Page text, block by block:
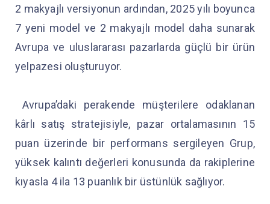
2 makyajlı versiyonun ardından, 2025 yılı boyunca
7 yeni model ve 2 makyajlı model daha sunarak
Avrupa ve uluslararası pazarlarda güçlü bir ürün
yelpazesi oluşturuyor.
Avrupa’daki perakende müşterilere odaklanan
kârlı satış stratejisiyle, pazar ortalamasının 15
puan üzerinde bir performans sergileyen Grup,
yüksek kalıntı değerleri konusunda da rakiplerine
kıyasla 4 ila 13 puanlık bir üstünlük sağlıyor.